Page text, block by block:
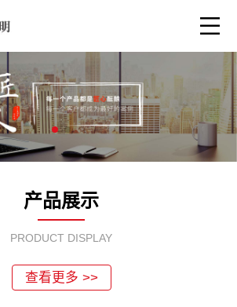
产品展示
PRODUCT DISPLAY
查看更多 >>